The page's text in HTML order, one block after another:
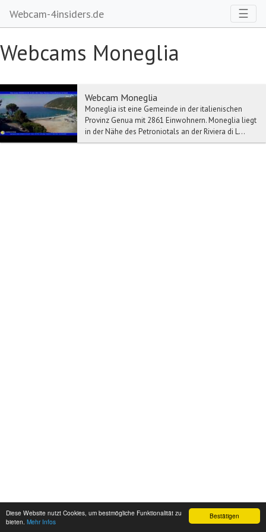
Bestätigen
Diese Website nutzt Cookies, um bestmögliche Funktionalität zu
bieten. Mehr Infos
Webcam-4insiders.de ☰
Webcams Moneglia
Webcam Moneglia
Moneglia ist eine Gemeinde in der italienischen
Provinz Genua mit 2861 Einwohnern. Moneglia liegt
in der Nähe des Petroniotals an der Riviera di L...